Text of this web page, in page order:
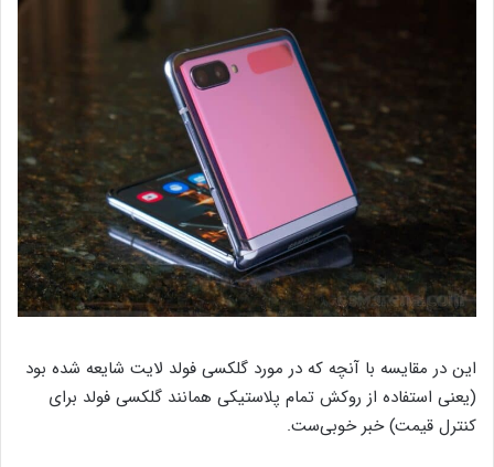
این در مقایسه با آنچه که در مورد گلکسی فولد لایت شایعه شده بود
(یعنی استفاده از روکش تمام پلاستیکی همانند گلکسی فولد برای
کنترل قیمت) خبر خوبی‌ست.